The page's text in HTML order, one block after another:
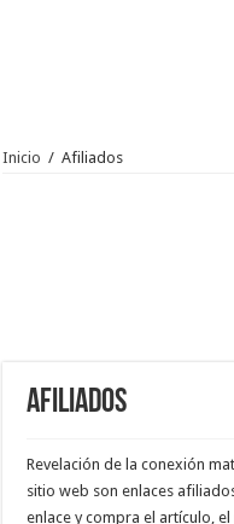
Inicio / Afiliados
Afiliados
Revelación de la conexión
sitio web son enlaces
enlace y compra el artículo,